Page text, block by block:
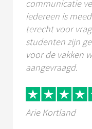
communicatie
iedereen is
terecht voor
studenten zijn
voor de vakken
aangevraagd.
Arie Kortland